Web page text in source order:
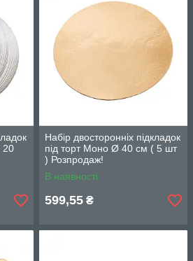
20
Набір двосторонніх підкладок
під торт Моно Ø 40 см ( 5 шт
) Розпродаж!
В наявності
599,55 ₴